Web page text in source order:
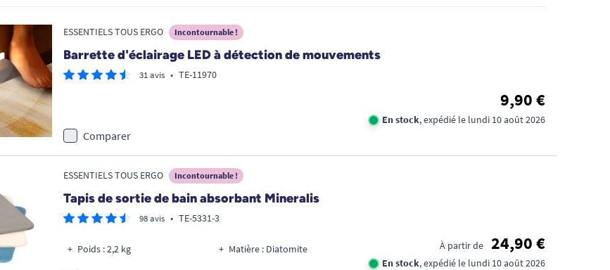
ESSENTIELS TOUS ERGO Incontournable !
Barrette d'éclairage LED à détection de mouvements
31 avis • TE-11970
9,90 €
En stock, expédié le lundi 10 août 2026
Comparer
ESSENTIELS TOUS ERGO Incontournable !
Tapis de sortie de bain absorbant Mineralis
98 avis • TE-5331-3
Poids : 2,2 kg Matière : Diatomite À partir de 24,90 €
En stock, expédié le lundi 10 août 2026